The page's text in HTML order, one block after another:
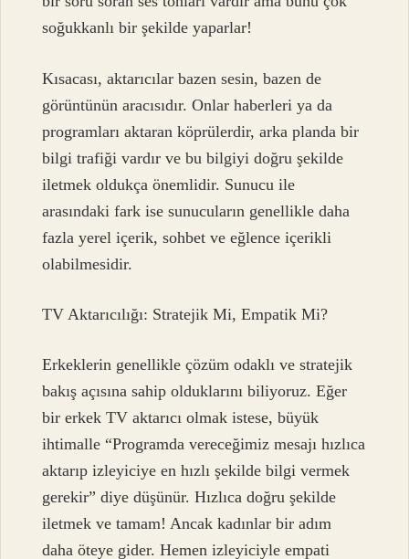
soğukkanlı bir şekilde yaparlar!
Kısacası, aktarıcılar bazen sesin, bazen de
görüntünün aracısıdır. Onlar haberleri ya da
programları aktaran köprülerdir, arka planda bir
bilgi trafiği vardır ve bu bilgiyi doğru şekilde
iletmek oldukça önemlidir. Sunucu ile
arasındaki fark ise sunucuların genellikle daha
fazla yerel içerik, sohbet ve eğlence içerikli
olabilmesidir.
TV Aktarıcılığı: Stratejik Mi, Empatik Mi?
Erkeklerin genellikle çözüm odaklı ve stratejik
bakış açısına sahip olduklarını biliyoruz. Eğer
bir erkek TV aktarıcı olmak istese, büyük
ihtimalle “Programda vereceğimiz mesajı hızlıca
aktarıp izleyiciye en hızlı şekilde bilgi vermek
gerekir” diye düşünür. Hızlıca doğru şekilde
iletmek ve tamam! Ancak kadınlar bir adım
daha öteye gider. Hemen izleyiciyle empati